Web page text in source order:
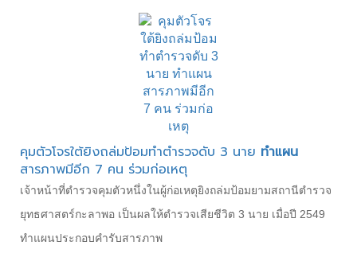
คุมตัวโจรใต้ยิงถล่มป้อมทำตำรวจดับ 3 นาย ทำแผน
สารภาพมีอีก 7 คน ร่วมก่อเหตุ
เจ้าหน้าที่ตำรวจคุมตัวหนึ่งในผู้ก่อเหตุยิงถล่มป้อมยามสถานีตำรวจ
ยุทธศาสตร์กะลาพอ เป็นผลให้ตำรวจเสียชีวิต 3 นาย เมื่อปี 2549
ทำแผนประกอบคำรับสารภาพ